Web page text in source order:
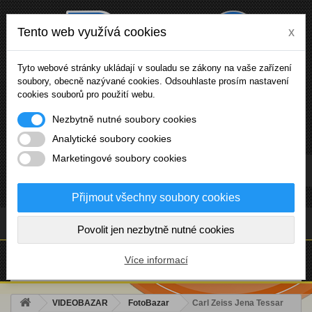
(prázdný)
VIDEOBAZAR FotoBazar Carl Zeiss Jena Tessar
Tento web využívá cookies x
Tyto webové stránky ukládají v souladu se zákony na vaše zařízení
soubory, obecně nazývané cookies. Odsouhlaste prosím nastavení
cookies souborů pro použití webu.
Nezbytně nutné soubory cookies
Analytické soubory cookies
Marketingové soubory cookies
Přijmout všechny soubory cookies
Povolit jen nezbytně nutné cookies
Více informací